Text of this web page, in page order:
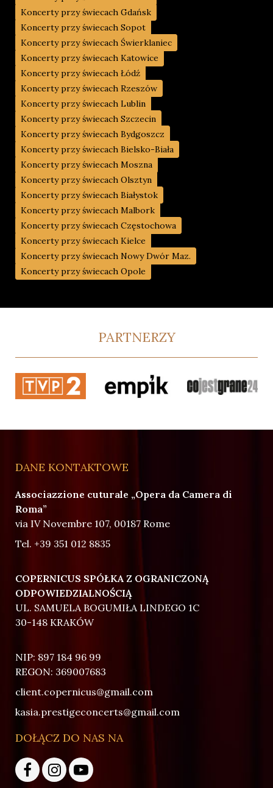
Koncerty przy świecach Gdańsk
Koncerty przy świecach Sopot
Koncerty przy świecach Świerklaniec
Koncerty przy świecach Katowice
Koncerty przy świecach Łódź
Koncerty przy świecach Rzeszów
Koncerty przy świecach Lublin
Koncerty przy świecach Szczecin
Koncerty przy świecach Bydgoszcz
Koncerty przy świecach Bielsko-Biała
Koncerty przy świecach Moszna
Koncerty przy świecach Olsztyn
Koncerty przy świecach Białystok
Koncerty przy świecach Malbork
Koncerty przy świecach Częstochowa
Koncerty przy świecach Kielce
Koncerty przy świecach Nowy Dwór Maz.
Koncerty przy świecach Opole
PARTNERZY
DANE KONTAKTOWE
Associazzione cuturale „Opera da Camera di
Roma”
via IV Novembre 107, 00187 Rome
Tel. +39 351 012 8835
COPERNICUS SPÓŁKA Z OGRANICZONĄ
ODPOWIEDZIALNOŚCIĄ
UL. SAMUELA BOGUMIŁA LINDEGO 1C
30-148 KRAKÓW
NIP: 897 184 96 99
REGON: 369007683
client.copernicus@gmail.com
kasia.prestigeconcerts@gmail.com
DOŁĄCZ DO NAS NA